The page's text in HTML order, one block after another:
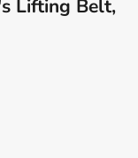
Lifting Belt,